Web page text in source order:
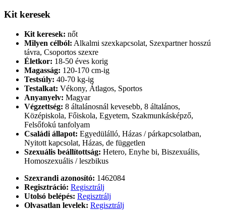
Kit keresek
Kit keresek: nőt
Milyen célból: Alkalmi szexkapcsolat, Szexpartner hosszú
távra, Csoportos szexre
Életkor: 18-50 éves korig
Magasság: 120-170 cm-ig
Testsúly: 40-70 kg-ig
Testalkat: Vékony, Átlagos, Sportos
Anyanyelv: Magyar
Végzettség: 8 általánosnál kevesebb, 8 általános,
Középiskola, Főiskola, Egyetem, Szakmunkásképző,
Felsőfokú tanfolyam
Családi állapot: Egyedülálló, Házas / párkapcsolatban,
Nyitott kapcsolat, Házas, de független
Szexuális beállítottság: Hetero, Enyhe bi, Biszexuális,
Homoszexuális / leszbikus
Szexrandi azonosító: 1462084
Regisztráció: Regisztrálj
Utolsó belépés: Regisztrálj
Olvasatlan levelek: Regisztrálj